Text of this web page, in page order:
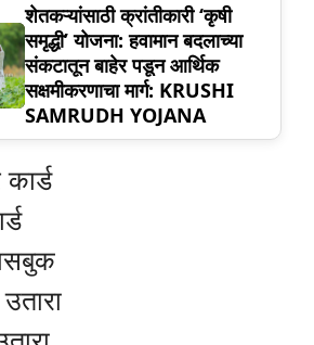
शेतकऱ्यांसाठी क्रांतीकारी ‘कृषी
समृद्धी’ योजना: हवामान बदलाच्या
संकटातून बाहेर पडून आर्थिक
सक्षमीकरणाचा मार्ग: KRUSHI
SAMRUDH YOJANA